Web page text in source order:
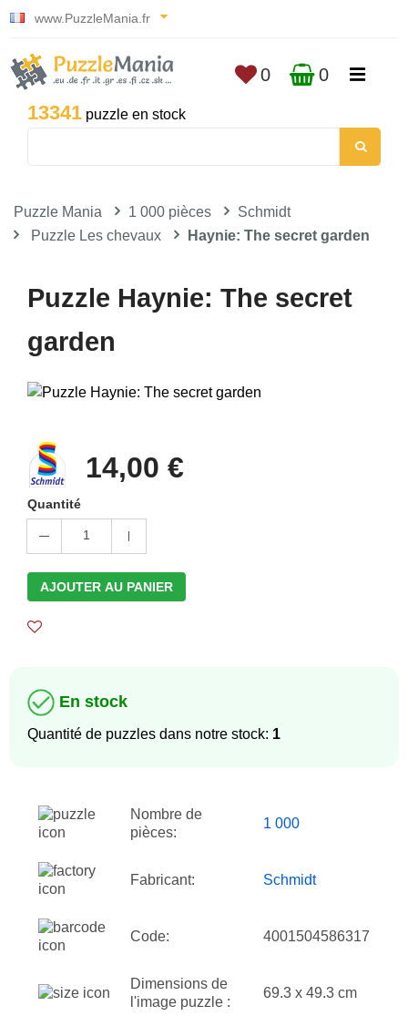
www.PuzzleMania.fr
13341 puzzle en stock
0 0
Puzzle Mania 1 000 pièces
Schmidt
Puzzle Les chevaux
Haynie: The secret garden
Puzzle Haynie: The secret
garden
14,00 €
Quantité
1
AJOUTER AU PANIER
En stock
Quantité de puzzles dans notre stock: 1
Nombre de
pièces:
1 000
Fabricant: Schmidt
Code: 4001504586317
Dimensions de
l'image puzzle :
69.3 x 49.3 cm